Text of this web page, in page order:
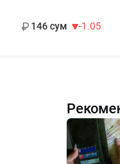
146 сум
-1.05